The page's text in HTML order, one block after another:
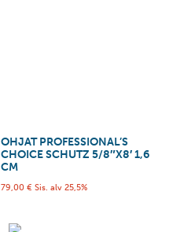
OHJAT PROFESSIONAL’S
CHOICE SCHUTZ 5/8″X8′ 1,6
CM
79,00 € Sis. alv 25,5%